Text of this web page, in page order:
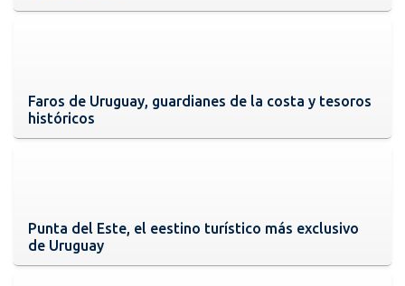
Faros de Uruguay, guardianes de la costa y tesoros
históricos
Punta del Este, el eestino turístico más exclusivo
de Uruguay